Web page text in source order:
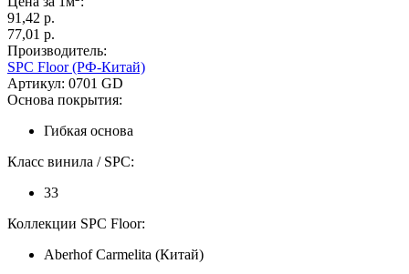
91,42 p.
77,01 p.
Производитель:
SPC Floor (РФ-Китай)
Артикул: 0701 GD
Основа покрытия:
Гибкая основа
Класс винила / SPC:
33
Коллекции SPC Floor:
Aberhof Carmelita (Китай)